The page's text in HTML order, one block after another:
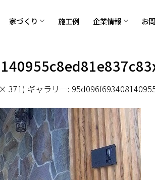
家づくり 施工例 企業情報 お
371 ) ギャラリー: